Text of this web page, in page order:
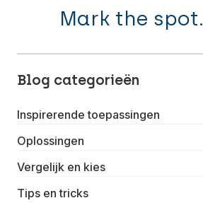
Mark the spot.
Blog categorieën
Inspirerende toepassingen
Oplossingen
Vergelijk en kies
Tips en tricks